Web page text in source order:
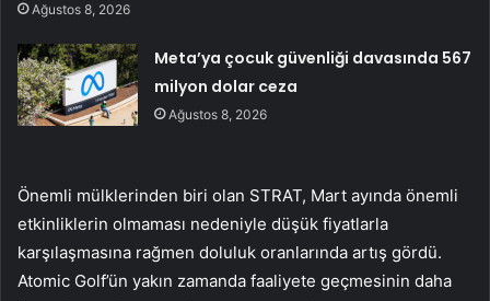
Ağustos 8, 2026
Meta’ya çocuk güvenliği davasında 567
milyon dolar ceza
Ağustos 8, 2026
Önemli mülklerinden biri olan STRAT, Mart ayında önemli
etkinliklerin olmaması nedeniyle düşük fiyatlarla
karşılaşmasına rağmen doluluk oranlarında artış gördü.
Atomic Golf’ün yakın zamanda faaliyete geçmesinin daha